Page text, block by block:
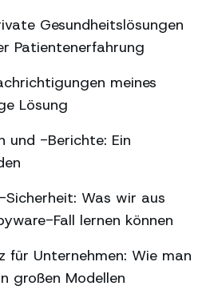
Gesundheitslösungen
Patientenerfahrung
meines
Lösung
und -Berichte: Ein
Was wir aus
Fall lernen können
für Unternehmen: Wie man
großen Modellen